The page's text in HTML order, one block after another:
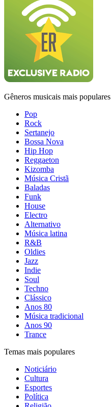
Gêneros musicais mais populares
Pop
Rock
Sertanejo
Bossa Nova
Hip Hop
Reggaeton
Kizomba
Música Cristã
Baladas
Funk
House
Electro
Alternativo
Música latina
R&B
Oldies
Jazz
Indie
Soul
Techno
Clássico
Anos 80
Música tradicional
Anos 90
Trance
Temas mais populares
Noticiário
Cultura
Esportes
Política